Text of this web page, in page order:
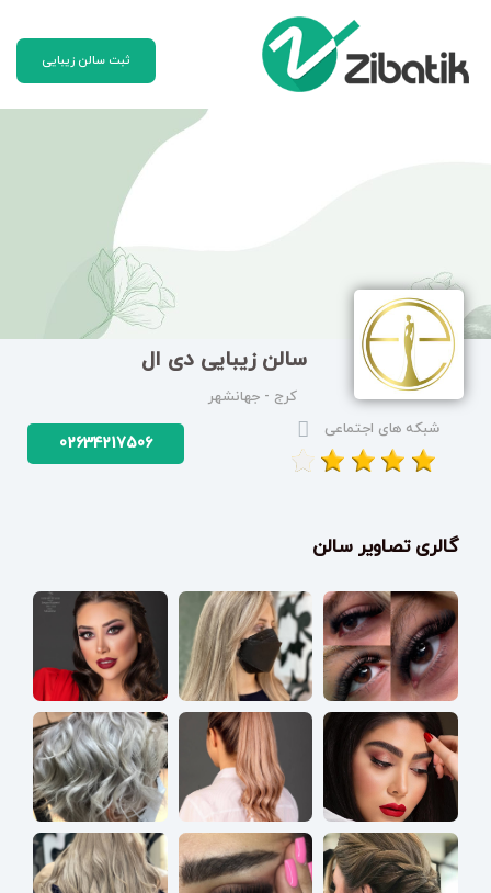
ثبت سالن زیبایی
سالن زیبایی دی ال
کرج - جهانشهر
شبکه های اجتماعی
02634217506
گالری تصاویر سالن